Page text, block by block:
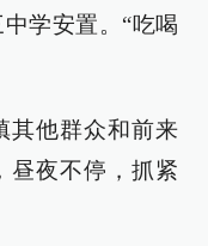
学安置。“吃喝
其他群众和前来
昼夜不停，抓紧